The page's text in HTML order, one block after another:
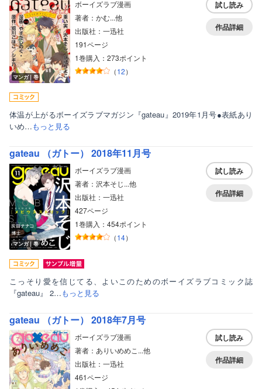
マンガ｜巻
ボーイズラブ漫画
著者：かむ...他
出版社：一迅社
191ページ
1巻購入：273ポイント
（12）
試し読み
作品詳細
体温が上がるボーイズラブマガジン『gateau』2019年1月号●表紙あり
いめ…もっと見る
gateau （ガトー） 2018年11月号
マンガ｜巻
ボーイズラブ漫画
著者：沢本そじ...他
出版社：一迅社
427ページ
1巻購入：454ポイント
（14）
試し読み
作品詳細
こっそり愛を信じてる、よいこのためのボーイズラブコミック誌
『gateau』 2…もっと見る
gateau （ガトー） 2018年7月号
ボーイズラブ漫画
著者：ありいめめこ...他
出版社：一迅社
461ページ
試し読み
作品詳細